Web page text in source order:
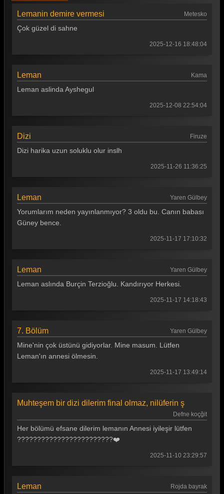
Lemanin demire vermesi Metesko
Çok güzel di sahne
2025-12-16 18:48:04
Leman Kama
Leman aslinda Ayshegul
2025-12-08 22:54:04
Dizi Firuze
Dizi harika uzun soluklu olur inslh
2025-11-26 11:36:25
Leman Yaren Gülbey
Yorumlarım neden yayınlanmıyor? 3 oldu bu. Canın babası
Güney bence.
2025-11-17 17:10:32
Leman Yaren Gülbey
Leman aslında Burçin Terzioğlu. Kandırıyor Herkesi.
2025-11-17 14:18:43
7. Bölüm Yaren Gülbey
Mine'nin çok üstünü gidiyorlar. Mine masum. Lütfen
Leman'ın annesi ölmesin.
2025-11-17 13:49:14
Muhteşem bir dizi dilerim final olmaz, nilüferin ş
Defne koçğit
Her bölümü efsane dilerim lemanın Annesi iyileşir lütfen
????????????????????????❤️
2025-11-10 23:29:57
Leman Rojda bayrak